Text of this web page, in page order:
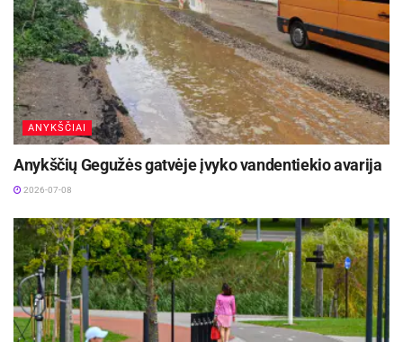
ANYKŠČIAI
Anykščių Gegužės gatvėje įvyko vandentiekio avarija
2026-07-08